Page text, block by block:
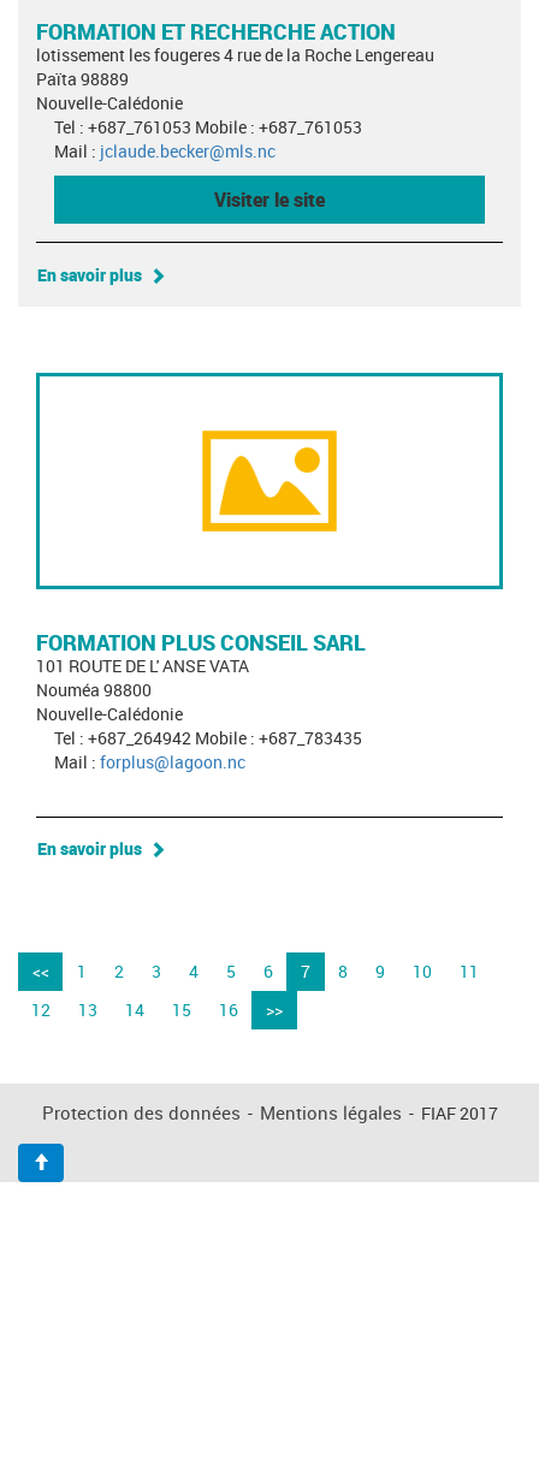
FORMATION ET RECHERCHE ACTION
lotissement les fougeres 4 rue de la Roche Lengereau
Païta 98889
Nouvelle-Calédonie
Tel : +687_761053 Mobile : +687_761053
Mail : jclaude.becker@mls.nc
Visiter le site
En savoir plus
FORMATION PLUS CONSEIL SARL
101 ROUTE DE L' ANSE VATA
Nouméa 98800
Nouvelle-Calédonie
Tel : +687_264942 Mobile : +687_783435
Mail : forplus@lagoon.nc
En savoir plus
<< 1 2 3 4 5 6 7 8 9 10
11
12
13 14 15 16 >>
Protection des données - Mentions légales - FIAF 2017